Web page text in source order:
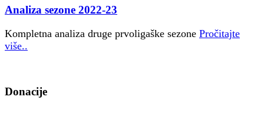
Analiza sezone 2022-23
Kompletna analiza druge prvoligaške sezone Pročitajte
više..
Donacije